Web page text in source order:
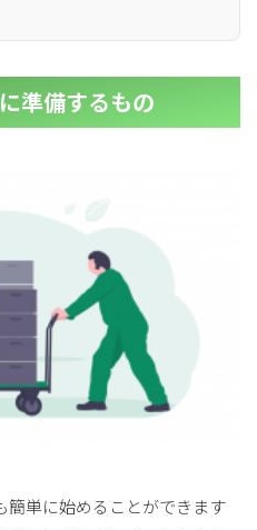
準備するもの
簡単に始めることができます